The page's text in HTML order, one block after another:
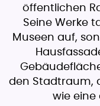
öffentlichen
Seine Werke
Museen auf,
den Stadtraum,
wie eine